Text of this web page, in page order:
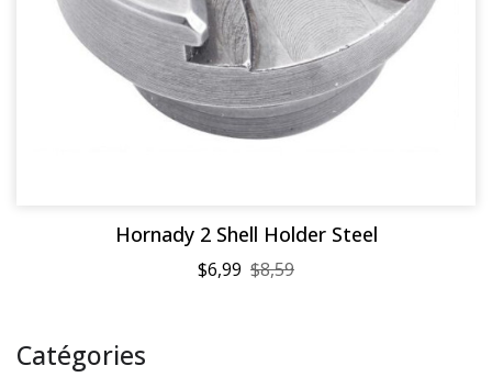
Catégories
Hornady 2 Shell Holder Steel
$6,99 $8,59